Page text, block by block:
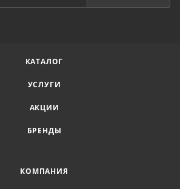
КАТАЛОГ
УСЛУГИ
АКЦИИ
БРЕНДЫ
КОМПАНИЯ